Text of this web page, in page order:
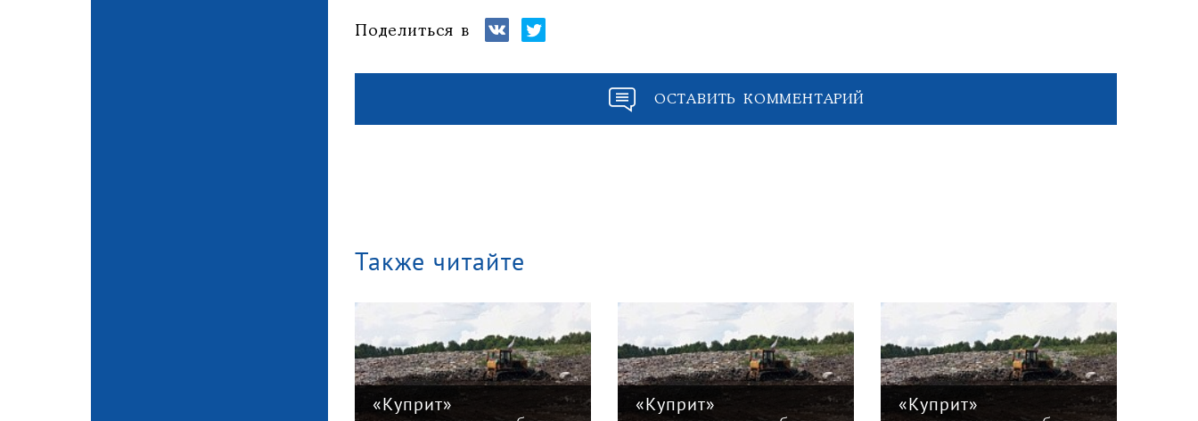
Поделиться в
ОСТАВИТЬ КОММЕНТАРИЙ
Также читайте
«Куприт»
«Куприт»
«Куприт»